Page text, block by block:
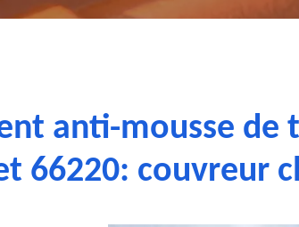
anti-mousse de
66220: couvreur